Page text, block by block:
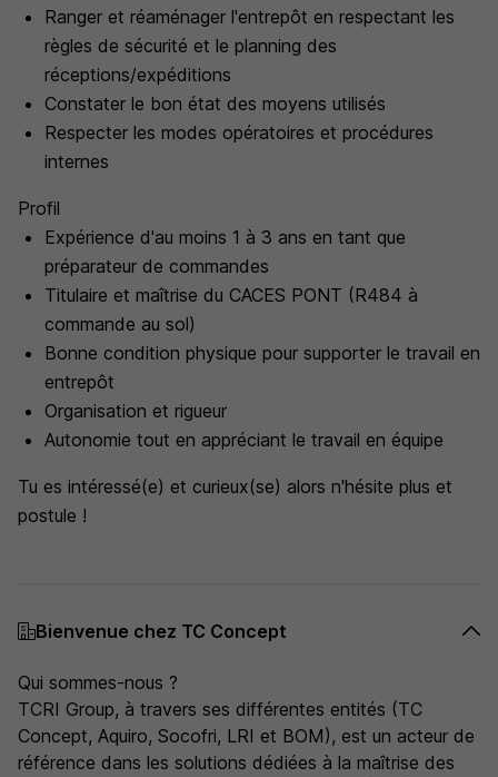
Ranger et réaménager l'entrepôt en respectant les
règles de sécurité et le planning des
réceptions/expéditions
Constater le bon état des moyens utilisés
Respecter les modes opératoires et procédures
internes
Profil
Expérience d'au moins 1 à 3 ans en tant que
préparateur de commandes
Titulaire et maîtrise du CACES PONT (R484 à
commande au sol)
Bonne condition physique pour supporter le travail en
entrepôt
Organisation et rigueur
Autonomie tout en appréciant le travail en équipe
Tu es intéressé(e) et curieux(se) alors n'hésite plus et
postule !
Bienvenue chez TC Concept
Qui sommes-nous ?
TCRI Group, à travers ses différentes entités (TC
Concept, Aquiro, Socofri, LRI et BOM), est un acteur de
référence dans les solutions dédiées à la maîtrise des